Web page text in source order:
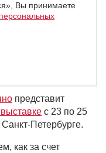
Вы принимаете
представит
с 23 по 25
Петербурге.
как за счет